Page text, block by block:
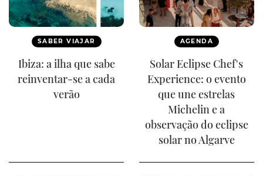
SABER VIAJAR
Ibiza: a ilha que sabe
reinventar-se a cada
verão
AGENDA
Solar Eclipse Chef's
Experience: o evento
que une estrelas
Michelin e a
observação do eclipse
solar no Algarve